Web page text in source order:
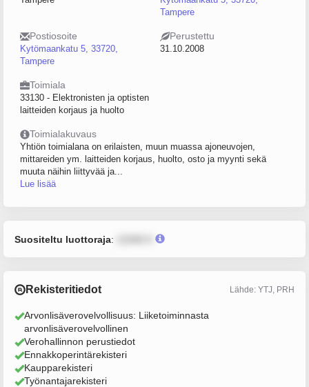
Tampere
Postiosoite
Kytömaankatu 5, 33720,
Tampere
Perustettu
31.10.2008
Toimiala
33130 - Elektronisten ja optisten
laitteiden korjaus ja huolto
Toimialakuvaus
Yhtiön toimialana on erilaisten, muun muassa ajoneuvojen,
mittareiden ym. laitteiden korjaus, huolto, osto ja myynti sekä
muuta näihin liittyvää ja...
Lue lisää
Suositeltu luottoraja:
Rekisteritiedot Lähde: YTJ, PRH
Arvonlisäverovelvollisuus: Liiketoiminnasta
arvonlisäverovelvollinen
Verohallinnon perustiedot
Ennakkoperintärekisteri
Kaupparekisteri
Työnantajarekisteri